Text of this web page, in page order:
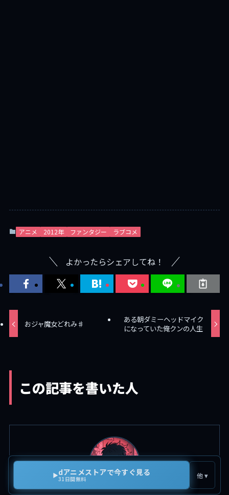
▶dアニメストアで今すぐ見る
31日間無料 他 ▾
アニメ 2012年 ファンタジー ラブコメ
よかったらシェアしてね！
おジャ魔女どれみ♯
ある朝ダミーヘッドマイク
になっていた俺クンの人生
この記事を書いた人